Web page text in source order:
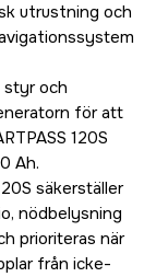
utrustning och
styr och
för att
120S
Ah.
säkerställer
nödbelysning
prioriteras när
från icke-